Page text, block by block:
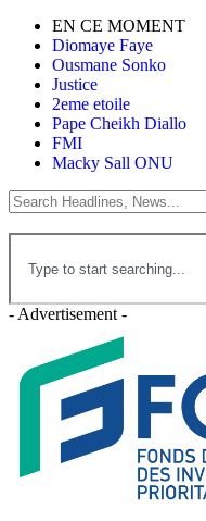
EN CE MOMENT
Diomaye Faye
Ousmane Sonko
Justice
2eme etoile
Pape Cheikh Diallo
FMI
Macky Sall ONU
- Advertisement -